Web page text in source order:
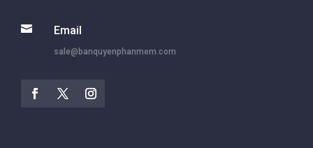
 Email
sale@banquyenphanmem.com